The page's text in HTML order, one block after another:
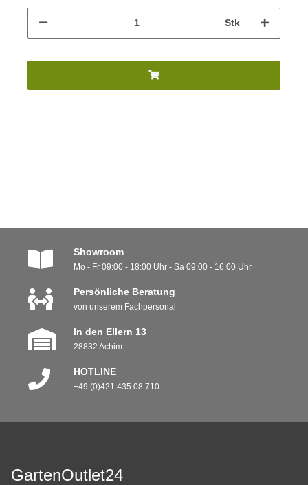
Stk
Showroom
Mo - Fr 09:00 - 18:00 Uhr - Sa 09:00 - 16:00 Uhr
Persönliche Beratung
von unserem Fachpersonal
In den Ellern 13
28832 Achim
HOTLINE
+49 (0)421 435 08 710
GartenOutlet24